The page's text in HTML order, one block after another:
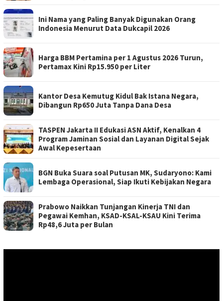
Ini Nama yang Paling Banyak Digunakan Orang
Indonesia Menurut Data Dukcapil 2026
Harga BBM Pertamina per 1 Agustus 2026 Turun,
Pertamax Kini Rp15.950 per Liter
Kantor Desa Kemutug Kidul Bak Istana Negara,
Dibangun Rp650 Juta Tanpa Dana Desa
TASPEN Jakarta II Edukasi ASN Aktif, Kenalkan 4
Program Jaminan Sosial dan Layanan Digital Sejak
Awal Kepesertaan
BGN Buka Suara soal Putusan MK, Sudaryono: Kami
Lembaga Operasional, Siap Ikuti Kebijakan Negara
Prabowo Naikkan Tunjangan Kinerja TNI dan
Pegawai Kemhan, KSAD-KSAL-KSAU Kini Terima
Rp48,6 Juta per Bulan